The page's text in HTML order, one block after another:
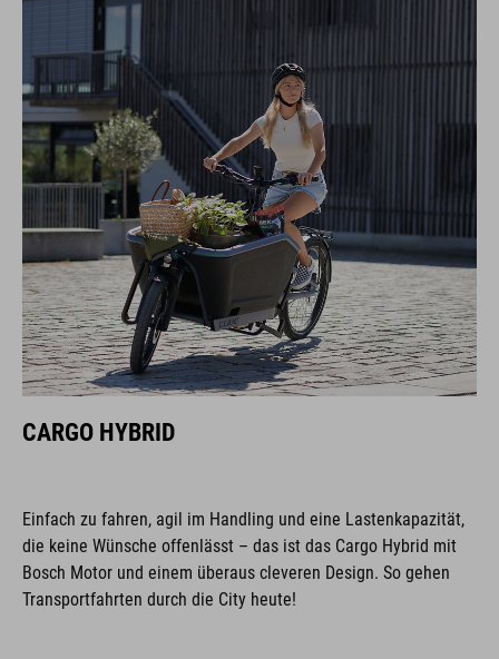
CARGO HYBRID
Einfach zu fahren, agil im Handling und eine Lastenkapazität,
die keine Wünsche offenlässt – das ist das Cargo Hybrid mit
Bosch Motor und einem überaus cleveren Design. So gehen
Transportfahrten durch die City heute!